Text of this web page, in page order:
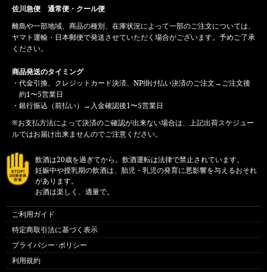
佐川急便 通常便・クール便
離島や一部地域、商品の種別、在庫状況によって一部のご注文については、
ヤマト運輸・日本郵便で発送させていただく場合がございます。予めご了承
ください。
商品発送のタイミング
・代金引換、クレジットカード決済、NP掛け払い決済のご注文→ご注文後
約1〜5営業日
・銀行振込（前払い）→入金確認後1〜5営業日
※お支払方法によって決済のご確認が出来ない場合は、上記出荷スケジュー
ルではお届け出来ませんのでご注意ください。
飲酒は20歳を過ぎてから。飲酒運転は法律で禁止されています。
妊娠中や授乳期の飲酒は、胎児・乳児の発育に悪影響を与えるおそれ
があります。
お酒は楽しく、適量で。
ご利用ガイド
特定商取引法に基づく表示
プライバシー･ポリシー
利用規約